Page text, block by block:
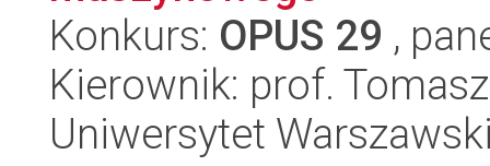
Konkurs: OPUS 29 ,
Kierownik: prof.
Uniwersytet